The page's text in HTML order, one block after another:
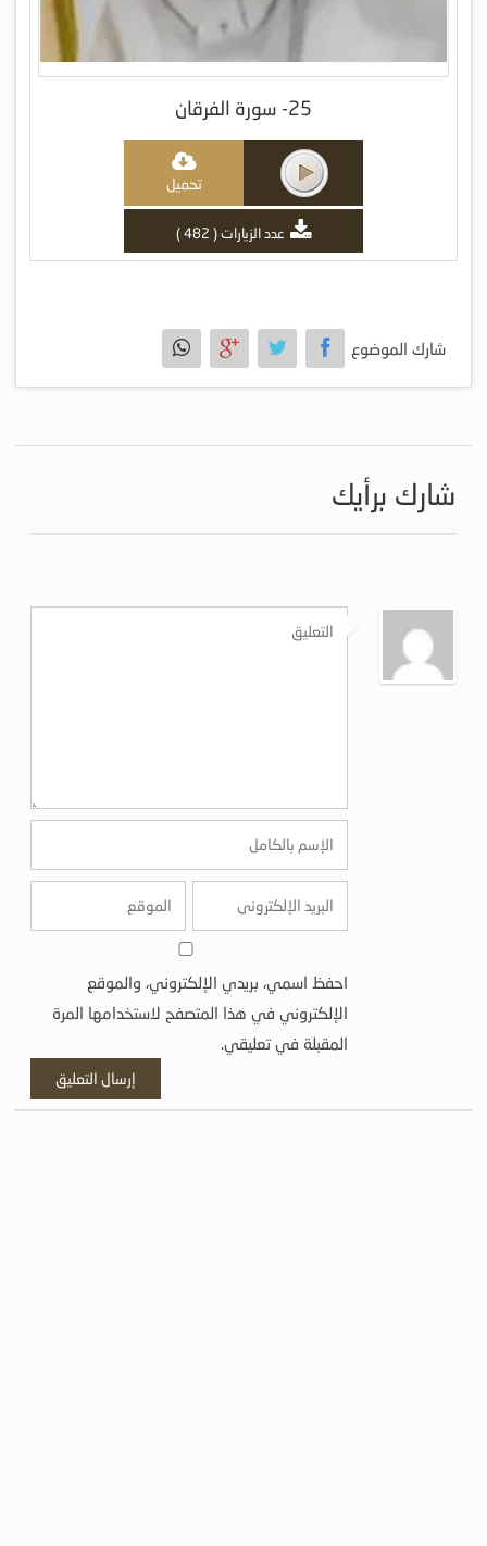
25- سورة الفرقان
تحميل
عدد الزيارات ( 482 )
شارك الموضوع
شارك برأيك
احفظ اسمي، بريدي الإلكتروني، والموقع
الإلكتروني في هذا المتصفح لاستخدامها المرة
المقبلة في تعليقي.